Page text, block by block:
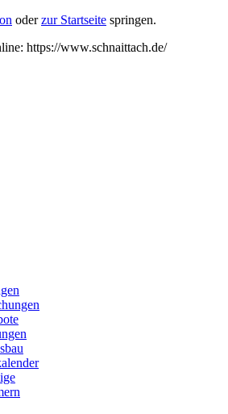
oderzur Startseite springen.
https://www.schnaittach.de/